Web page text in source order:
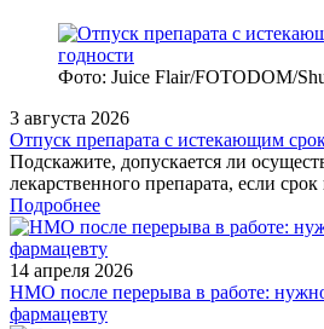
Фото: Juice Flair/FOTODOM/
3 августа 2026
Отпуск препарата с истекающим
Подскажите, допускается ли
лекарственного препарата, если срок
Подробнее
14 апреля 2026
НМО после перерыва в работе:
фармацевту